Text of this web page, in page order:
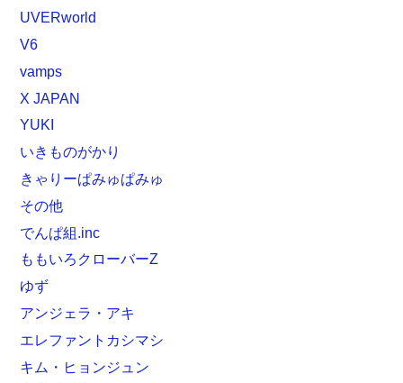
UVERworld
V6
vamps
X JAPAN
YUKI
いきものがかり
きゃりーぱみゅぱみゅ
その他
でんぱ組.inc
ももいろクローバーZ
ゆず
アンジェラ・アキ
エレファントカシマシ
キム・ヒョンジュン